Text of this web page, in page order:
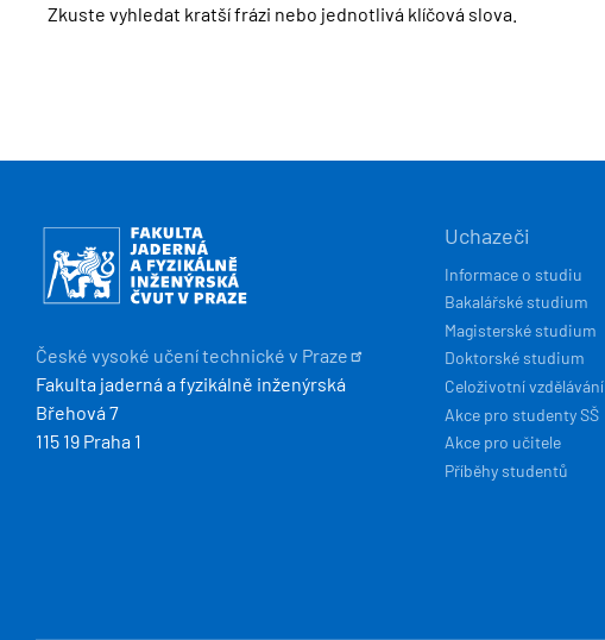
Zkuste vyhledat kratší frázi nebo jednotlivá klíčová slova.
HLAVNÍ
NAVIGACE
Uchazeči
Informace o studiu
Bakalářské studium
Magisterské studium
Doktorské studium
Celoživotní vzdělávání
Akce pro studenty SŠ
Akce pro učitele
Příběhy studentů
Obrázek
České vysoké učení technické v Praze
Fakulta jaderná a fyzikálně inženýrská
Břehová 7
115 19 Praha 1